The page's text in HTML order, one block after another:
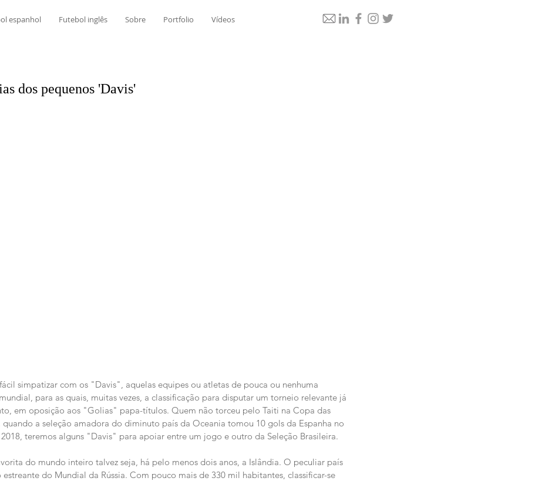
espanhol Futebol inglês Sobre Portfolio Vídeos
dos pequenos 'Davis'
simpatizar com os "Davis", aquelas equipes ou atletas de pouca ou nenhuma
para as quais, muitas vezes, a classificação para disputar um torneio relevante já
em oposição aos "Golias" papa-títulos. Quem não torceu pelo Taiti na Copa das
quando a seleção amadora do diminuto país da Oceania tomou 10 gols da Espanha no
teremos alguns "Davis" para apoiar entre um jogo e outro da Seleção Brasileira.
do mundo inteiro talvez seja, há pelo menos dois anos, a Islândia. O peculiar país
do Mundial da Rússia. Com pouco mais de 330 mil habitantes, classificar-se